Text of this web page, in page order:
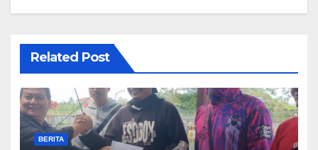
Related Post
BERITA